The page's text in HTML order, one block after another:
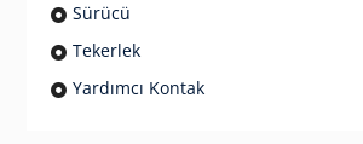
Sürücü
Tekerlek
Yardımcı Kontak